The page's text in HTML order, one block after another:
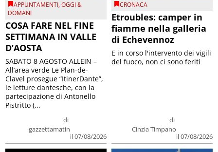
APPUNTAMENTI,OGGI &
DOMANI
COSA FARE NEL FINE
SETTIMANA IN VALLE
D’AOSTA
di
gazzettamatin
il 07/08/2026
SABATO 8 AGOSTO ALLEIN –
All’area verde Le Plan-de-
Clavel prosegue “ItinerDante”,
le letture dantesche, con la
partecipazione di Antonello
Pistritto (...
CRONACA
Etroubles: camper in
fiamme nella galleria
di Echevennoz
di
Cinzia Timpano
il 07/08/2026
E in corso l'intervento dei vigili
del fuoco, non ci sono feriti